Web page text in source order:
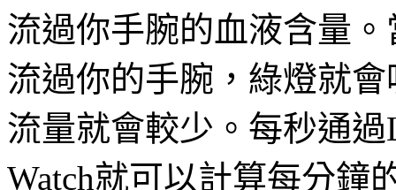
流過你手腕的血液含量
流過你的手腕，綠燈就
流量就會較少。每秒通
Watch就可以計算每分鐘